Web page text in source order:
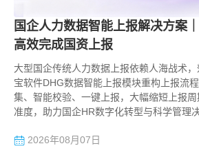
国企人力数据智能上报解决方案
高效完成国资上报
大型国企传统人力数据上报依赖人海战术
宝软件DHG数据智能上报模块重构上报流
集、智能校验、一键上报，大幅缩短上报
准度，助力国企HR数字化转型与科学管理决
2026年08月07日